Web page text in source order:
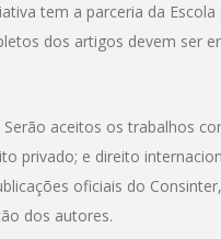
tem a parceria da
dos artigos devem ser
aceitos os trabalhos
privado; e direito
oficiais do
dos autores.